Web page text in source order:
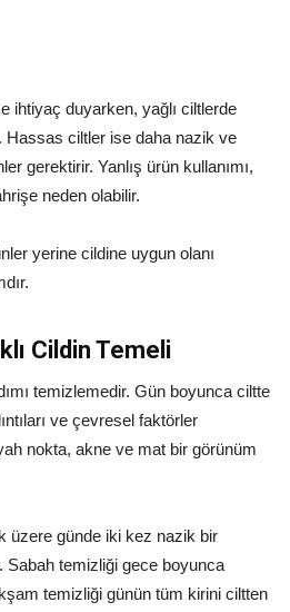
ihtiyaç duyarken, yağlı ciltlerde
Hassas ciltler ise daha nazik ve
gerektirir. Yanlış ürün kullanımı,
neden olabilir.
yerine cildine uygun olanı
Cildin Temeli
temizlemedir. Gün boyunca ciltte
ve çevresel faktörler
nokta, akne ve mat bir görünüm
üzere günde iki kez nazik bir
Sabah temizliği gece boyunca
temizliği günün tüm kirini ciltten